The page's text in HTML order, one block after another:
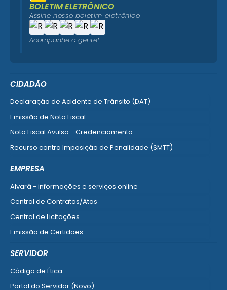
CIDADÃO
Declaração de Acidente de Trânsito (DAT)
Emissão de Nota Fiscal
Nota Fiscal Avulsa - Credenciamento
Recurso contra Imposição de Penalidade (SMTT)
EMPRESA
Alvará - informações e serviços online
Central de Contratos/Atas
Central de Licitações
Emissão de Certidões
SERVIDOR
Código de Ética
Portal do Servidor (Novo)
BOLETIM ELETRÔNICO
Assine nosso boletim eletrônico
Acompanhe a gente!